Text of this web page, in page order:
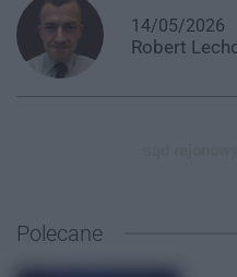
14/05/2026
Robert
Polecane